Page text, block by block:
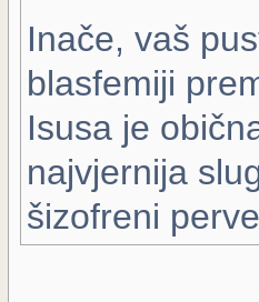
Inače, vaš
blasfemiji
Isusa je
najvjernija
šizofreni